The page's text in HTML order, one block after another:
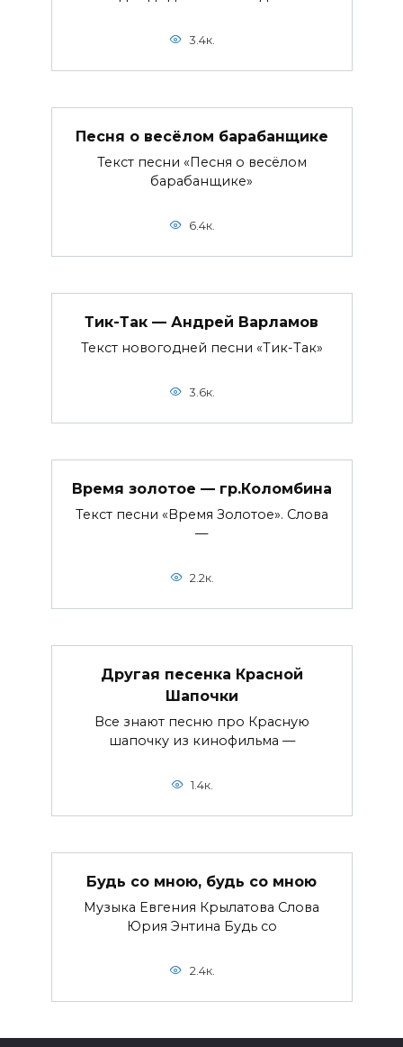
3.4к.
Песня о весёлом барабанщике
Текст песни «Песня о весёлом
барабанщике»
6.4к.
Тик-Так — Андрей Варламов
Текст новогодней песни «Тик-Так»
3.6к.
Время золотое — гр.Коломбина
Текст песни «Время Золотое». Слова
—
2.2к.
Другая песенка Красной
Шапочки
Все знают песню про Красную
шапочку из кинофильма —
1.4к.
Будь со мною, будь со мною
Музыка Евгения Крылатова Слова
Юрия Энтина Будь со
2.4к.